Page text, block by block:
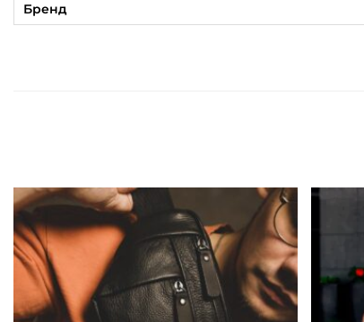
Бренд